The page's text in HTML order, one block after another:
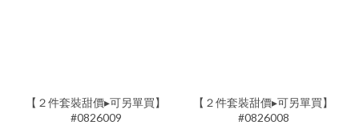
【２件套裝甜價▸可另單買】
#0826009
【２件套裝甜價▸可另單買】
#0826008